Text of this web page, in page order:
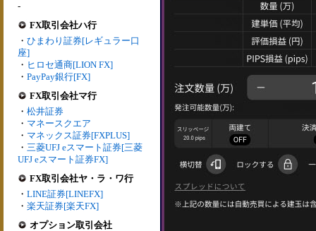
-
FX取引会社ハ行
・ ひまわり証券[レギュラー口
座]
・ ヒロセ通商[LION FX]
・ PayPay銀行[FX]
FX取引会社マ行
・ 松井証券
・ マネースクエア
・ マネックス証券[FXPLUS]
・ 三菱UFJ eスマート証券[三菱
UFJ eスマート証券FX]
FX取引会社ヤ・ラ・ワ行
・ LINE証券[LINEFX]
・ 楽天証券[楽天FX]
オプション取引会社